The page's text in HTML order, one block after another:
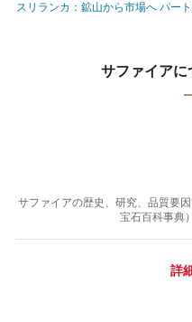
スリランカ：鉱山から市場へ パー
サファイア
サファイアの歴史、研究、品質要
宝石百科事典
詳